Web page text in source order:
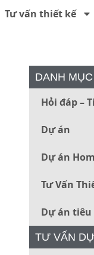
Tư vấn thiết kế
DANH MỤC
Hỏi đáp –
Dự án
Dự án
Tư Vấn
Dự án tiêu
TƯ VẤN